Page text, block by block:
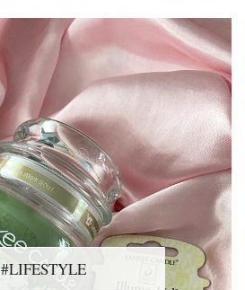
#LIFESTYLE